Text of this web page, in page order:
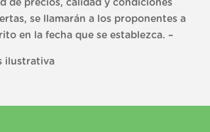
de precios, calidad y condiciones
se llamarán a los proponentes a
en la fecha que se establezca. –
ilustrativa